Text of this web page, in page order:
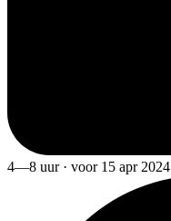
4—8 uur · voor 15 apr 2024